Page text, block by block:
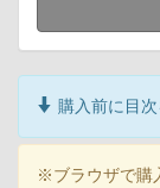
購入前に目
※ブラウザで購